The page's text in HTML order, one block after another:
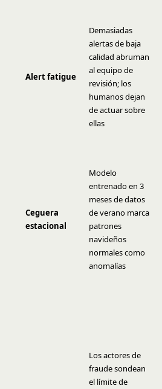
Alert fatigue
Demasiadas
alertas de baja
calidad abruman
al equipo de
revisión; los
humanos dejan
de actuar sobre
ellas
Ceguera
estacional
Modelo
entrenado en 3
meses de datos
de verano marca
patrones
navideños
normales como
anomalías
Los actores de
fraude sondean
el límite de